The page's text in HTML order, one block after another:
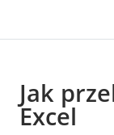
Jak
Excel